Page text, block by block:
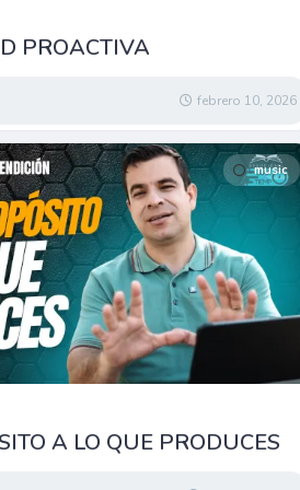
PROACTIVA
febrero 10, 2026
music
A LO QUE PRODUCES